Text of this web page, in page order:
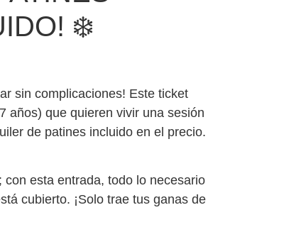
❄️
sin complicaciones! Este ticket
años) que quieren vivir una sesión
de patines incluido en el precio.
esta entrada, todo lo necesario
cubierto. ¡Solo trae tus ganas de